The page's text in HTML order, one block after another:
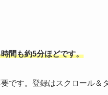
間も約5分ほどです。
です。登録はスクロール＆